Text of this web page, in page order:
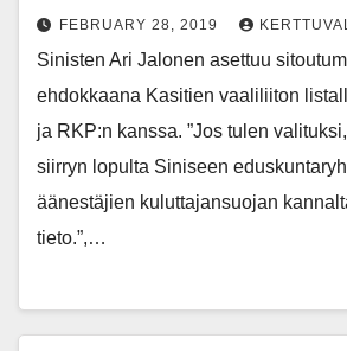
FEBRUARY 28, 2019
Sinisten Ari Jalonen asettuu
ehdokkaana Kasitien vaaliliiton
ja RKP:n kanssa. ”Jos tulen
siirryn lopulta Siniseen
äänestäjien kuluttajansuojan
tieto.”,…